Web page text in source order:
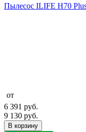
Пылесос ILIFE H70
от
6 391 руб.
9 130 руб.
В корзину